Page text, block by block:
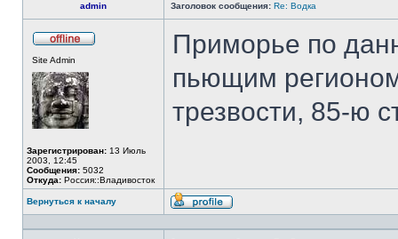
admin Заголовок сообщения: Re: Водка
Site Admin
Зарегистрирован: 13 Июль
2003, 12:45
Сообщения: 5032
Откуда: Россия::Владивосток
Приморье по
пьющим
трезвости, 85-ю
Вернуться к началу
Профиль